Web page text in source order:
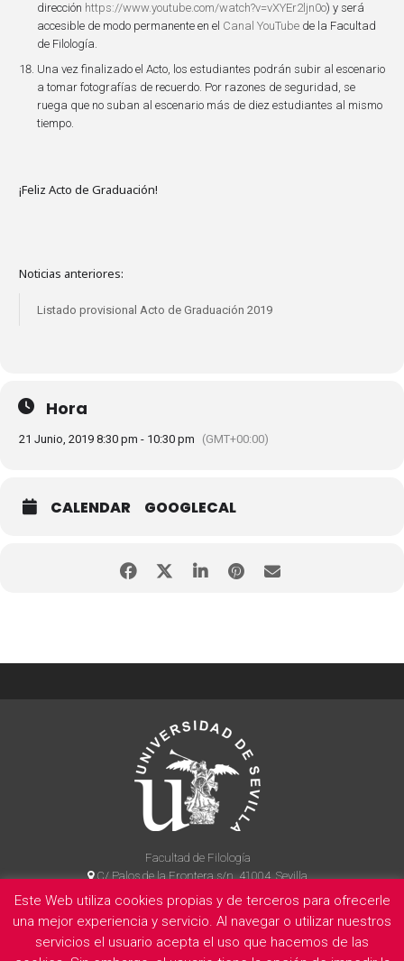
dirección https://www.youtube.com/watch?v=vXYEr2ljn0o) y será
accesible de modo permanente en el Canal YouTube de la Facultad
de Filología.
Una vez finalizado el Acto, los estudiantes podrán subir al escenario
a tomar fotografías de recuerdo. Por razones de seguridad, se
ruega que no suban al escenario más de diez estudiantes al mismo
tiempo.
¡Feliz Acto de Graduación!
Noticias anteriores:
Listado provisional Acto de Graduación 2019
Hora
21 Junio, 2019 8:30 pm - 10:30 pm (GMT+00:00)
CALENDAR GOOGLECAL
Facultad de Filología
C/ Palos de la Frontera s/n, 41004, Sevilla
954 55 14 90
Este Web utiliza cookies propias y de terceros para ofrecerle
una mejor experiencia y servicio. Al navegar o utilizar nuestros
servicios el usuario acepta el uso que hacemos de las